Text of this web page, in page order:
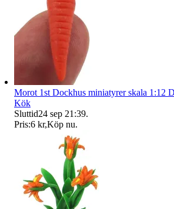
Morot 1st Dockhus miniatyrer skala 1:12
Kök
Sluttid24 sep 21:39.
Pris:6 kr,Köp nu.